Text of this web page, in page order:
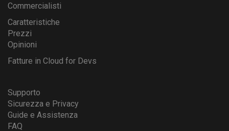
Commercialisti
Caratteristiche
Prezzi
Opinioni
Fatture in Cloud for Devs
Supporto
Sicurezza e Privacy
Guide e Assistenza
FAQ